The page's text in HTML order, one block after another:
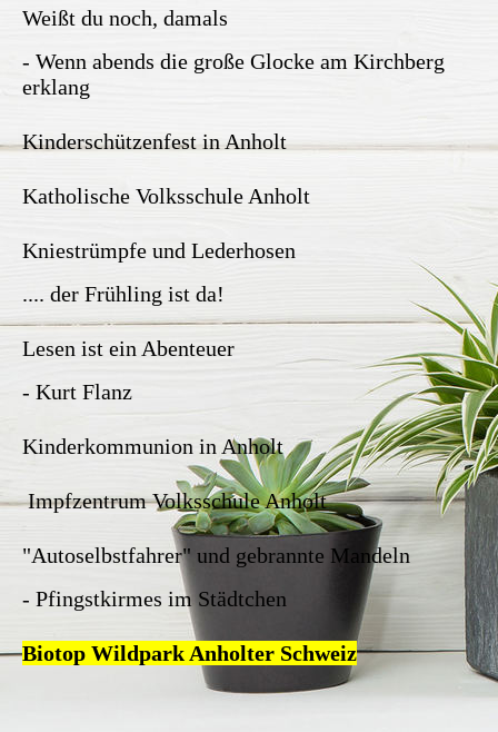
Weißt du noch, damals
- Wenn abends die große Glocke am Kirchberg
erklang
Kinderschützenfest in Anholt
Katholische Volksschule Anholt
Kniestrümpfe und Lederhosen
.... der Frühling ist da!
Lesen ist ein Abenteuer
- Kurt Flanz
Kinderkommunion in Anholt
Impfzentrum Volksschule Anholt
"Autoselbstfahrer" und gebrannte Mandeln
- Pfingstkirmes im Städtchen
Biotop Wildpark Anholter Schweiz